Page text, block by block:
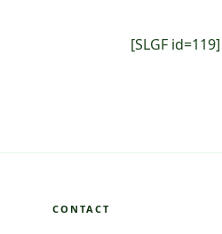
[SLGF id=119]
CONTACT